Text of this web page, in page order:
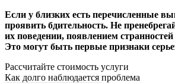
Если у близких есть перечисленные
проявить бдительность. Не
их поведении, появлением
Это могут быть первые признаки
Рассчитайте стоимость услуги
Как долго наблюдается проблема